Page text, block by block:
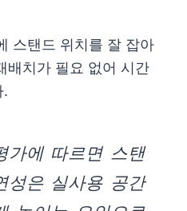
스탠드 위치를 잘 잡아
배치가 필요 없어 시간
.
가에 따르면 스탠
성은 실사용 공간